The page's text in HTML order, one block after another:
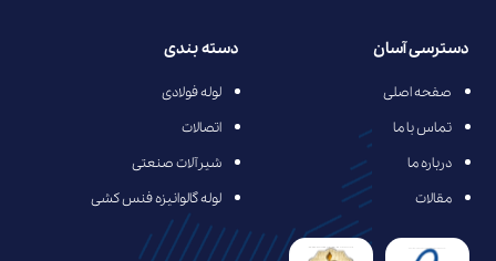
دسترسی آسان
صفحه اصلی
تماس با ما
درباره ما
مقالات
دسته بندی
لوله فولادی
اتصالات
شیرآلات صنعتی
لوله گالوانیزه فنس کشی